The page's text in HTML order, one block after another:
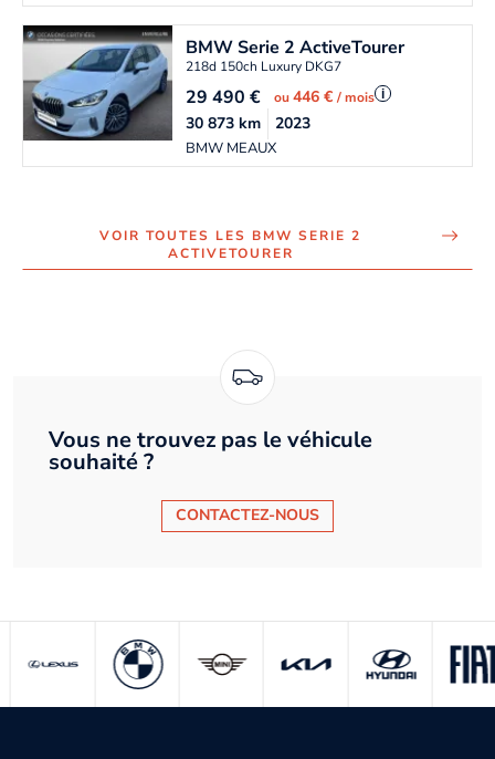
BMWSerie 2 ActiveTourer
218d 150ch Luxury DKG7
29 490€ ou446 €/ mois i
BMW MEAUX
30 873km 2023
VOIR TOUTES LES BMW SERIE 2
ACTIVETOURER
Vous ne trouvez pas le véhicule
souhaité ?
CONTACTEZ-NOUS